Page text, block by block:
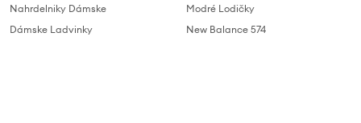
Nahrdelniky Dámske
Dámske Ladvinky
Modré Lodičky
New Balance 574